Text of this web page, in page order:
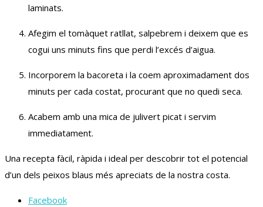
laminats.
Afegim el tomàquet ratllat, salpebrem i deixem que es
cogui uns minuts fins que perdi l’excés d’aigua.
Incorporem la bacoreta i la coem aproximadament dos
minuts per cada costat, procurant que no quedi seca.
Acabem amb una mica de julivert picat i servim
immediatament.
Una recepta fàcil, ràpida i ideal per descobrir tot el potencial
d’un dels peixos blaus més apreciats de la nostra costa.
Facebook